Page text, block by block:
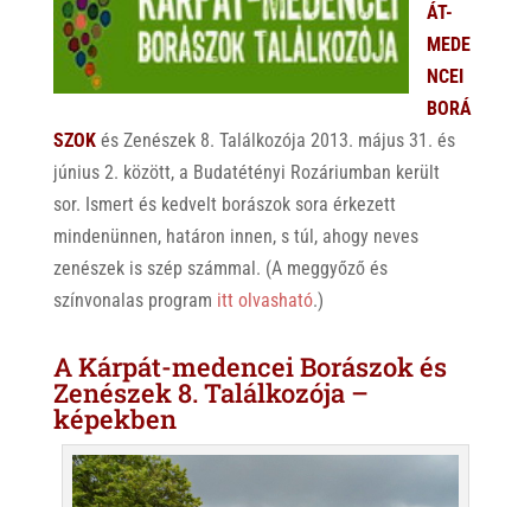
ÁT-
MEDE
NCEI
BORÁ
SZOKés Zenészek 8. Találkozója 2013. május 31. és
június 2. között, a Budatétényi Rozáriumban került
sor. Ismert és kedvelt borászok sora érkezett
mindenünnen, határon innen, s túl, ahogy neves
zenészek is szép számmal. (A meggyőző és
színvonalas program itt olvasható.)
A Kárpát-medencei Borászok és
Zenészek 8. Találkozója –
képekben